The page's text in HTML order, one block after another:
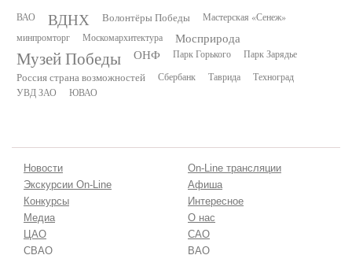
ВАО ВДНХ Волонтёры Победы
Мастерская «Сенеж»
минпромторг
Москомархитектура Мосприрода
Музей Победы ОНФ Парк Горького Парк Зарядье
Россия страна возможностей Сбербанк Таврида
Техноград
УВД ЗАО
ЮВАО
Новости
On-Line трансляции
Экскурсии On-Line
Афиша
Конкурсы
Интересное
Медиа
О нас
ЦАО
САО
СВАО
ВАО